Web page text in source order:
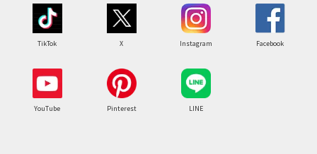
TikTok X Instagram Facebook
YouTube Pinterest LINE